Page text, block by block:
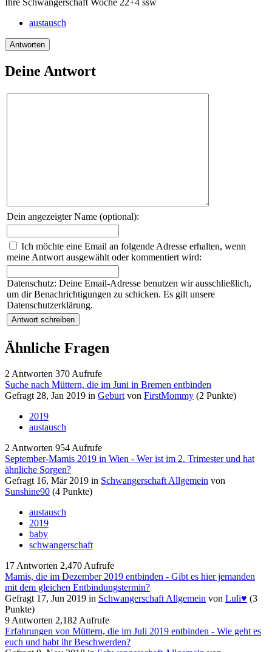
Ihre Schwangerschaft Woche 22+4 ssw
austausch
Deine Antwort
Dein angezeigter Name (optional):
Ich möchte eine Email an folgende Adresse erhalten, wenn
meine Antwort ausgewählt oder kommentiert wird:
Datenschutz: Deine Email-Adresse benutzen wir ausschließlich,
um dir Benachrichtigungen zu schicken. Es gilt unsere
Datenschutzerklärung.
Ähnliche Fragen
2 Antworten 370 Aufrufe
Suche nach Müttern, die im Juni in Bremen entbinden
Gefragt 28, Jan 2019 in Geburt von FirstMommy (2 Punkte)
2019
austausch
2 Antworten 954 Aufrufe
September-Mamis 2019 in Wien - Wer ist im 2. Trimester und hat
ähnliche Sorgen?
Gefragt 16, Mär 2019 in Schwangerschaft Allgemein von
Sunshine90 (4 Punkte)
austausch
2019
baby
schwangerschaft
17 Antworten 2,470 Aufrufe
Mamis, die im Dezember 2019 entbinden - Gibt es hier jemanden
mit dem gleichen Entbindungstermin?
Gefragt 17, Jun 2019 in Schwangerschaft Allgemein von Luli♥️ (3
Punkte)
9 Antworten 2,182 Aufrufe
Erfahrungen von Müttern, die im Juli 2019 entbinden - Wie geht es
euch und habt ihr Beschwerden?